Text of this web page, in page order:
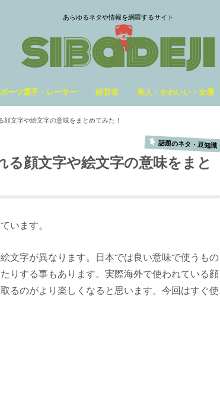
あらゆるネタや情報を網羅するサイト
ーツ選手・レーサー 経営者 美人・かわいい・女優
顔文字や絵文字の意味をまとめてみた！
話題のネタ・豆知識
る顔文字や絵文字の意味をまと
います。
文字が異なります。日本では良い意味で使うもの
りする事もあります。実際海外で使われている顔
るのがより楽しくなると思います。今回はすぐ使